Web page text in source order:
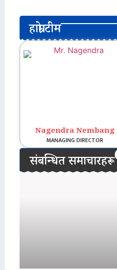
हाम्रो टीम
Nagendra Nembang
MANAGING DIRECTOR
संबन्धित समाचारहरू